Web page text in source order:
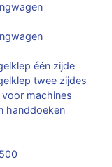
één zijde
twee zijdes
machines
handdoeken